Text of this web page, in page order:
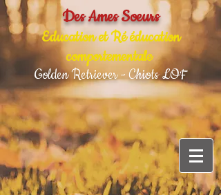
Des Ames Soeurs
Education et Ré éducation
comportementale
Golden Retriever - Chiots LOF